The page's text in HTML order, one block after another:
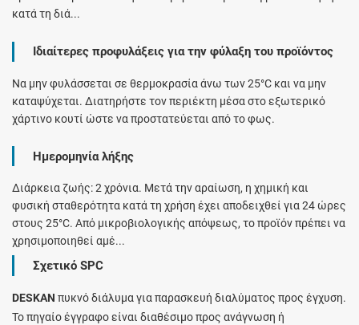
κατά τη διά...
Ιδιαίτερες προφυλάξεις για την φύλαξη του προϊόντος
Να μην φυλάσσεται σε θερμοκρασία άνω των 25°C και να μην
καταψύχεται. Διατηρήστε τον περιέκτη μέσα στο εξωτερικό
χάρτινο κουτί ώστε να προστατεύεται από το φως.
Ημερομηνία λήξης
Διάρκεια ζωής: 2 χρόνια. Μετά την αραίωση, η χημική και
φυσική σταθερότητα κατά τη χρήση έχει αποδειχθεί για 24 ώρες
στους 25°C. Από μικροβιολογικής απόψεως, το προϊόν πρέπει να
χρησιμοποιηθεί αμέ...
Σχετικό SPC
DESKAN πυκνό διάλυμα για παρασκευή διαλύματος προς έγχυση.
Το πηγαίο έγγραφο είναι διαθέσιμο προς ανάγνωση ή